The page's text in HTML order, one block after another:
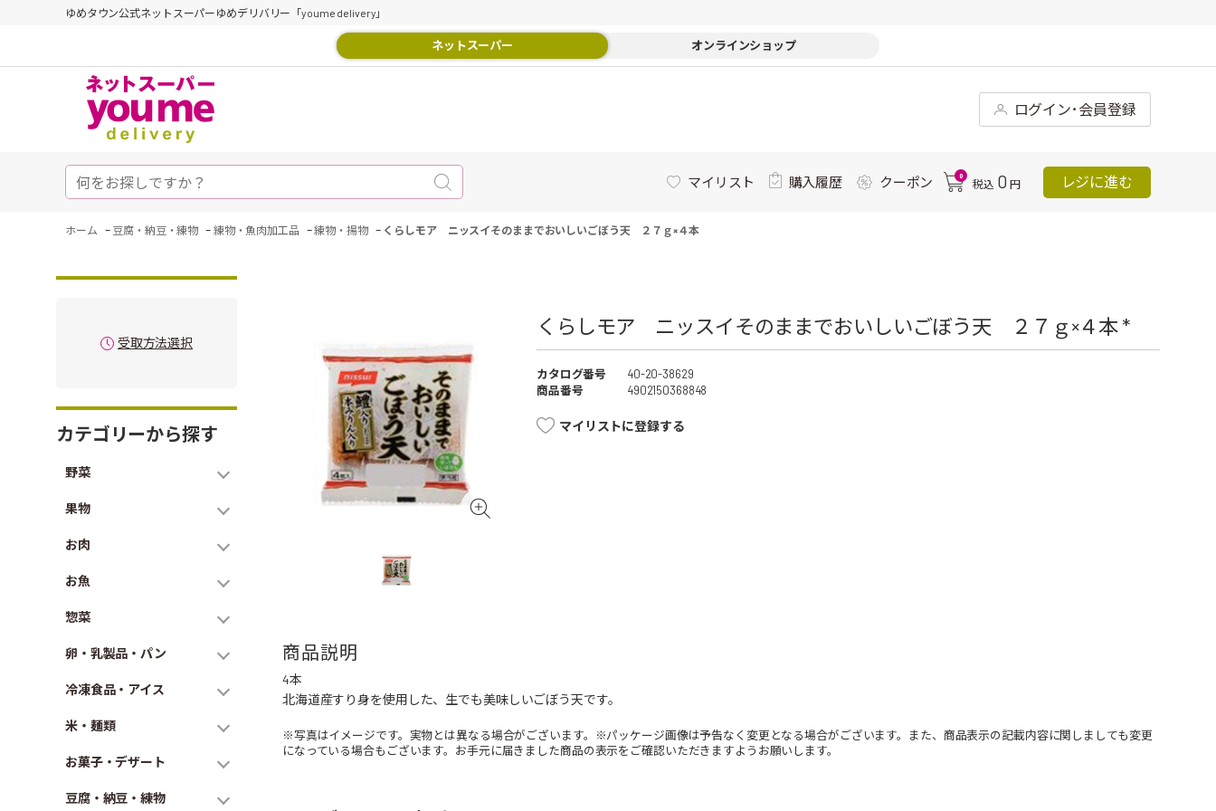
ゆめタウン公式ネットスーパーゆめデリバリー「youme delivery」
ネットスーパー オンラインショップ
ログイン･会員登録
マイリスト 購入履歴 クーポン 0
税込 0 円 レジに進む
ホーム - 豆腐・納豆・練物 - 練物・魚肉加工品 -練物・揚物 - くらしモア ニッスイそのままでおいしいごぼう天 ２７ｇ×４本
受取方法選択
カテゴリーから探す
野菜
果物
お肉
お魚
惣菜
卵・乳製品・パン
冷凍食品・アイス
米・麺類
お菓子・デザート
豆腐・納豆・練物
くらしモア ニッスイそのままでおいしいごぼう天 ２７ｇ×４本 *
カタログ番号
40-20-38629
商品番号
4902150368848
マイリストに登録する
商品説明
4本
北海道産すり身を使用した、生でも美味しいごぼう天です。
※写真はイメージです。実物とは異なる場合がございます。※パッケージ画像は予告なく変更となる場合がございます。また、商品表示の記載内容に関しましても変更
になっている場合もございます。お手元に届きました商品の表示をご確認いただきますようお願いします。